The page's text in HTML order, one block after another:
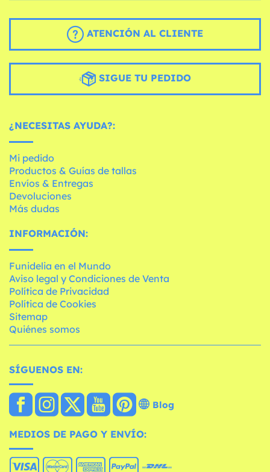
ATENCIÓN AL CLIENTE
SIGUE TU PEDIDO
¿NECESITAS AYUDA?:
Mi pedido
Productos & Guías de tallas
Envíos & Entregas
Devoluciones
Más dudas
INFORMACIÓN:
Funidelia en el Mundo
Aviso legal y Condiciones de Venta
Política de Privacidad
Política de Cookies
Sitemap
Quiénes somos
SÍGUENOS EN:
Blog
MEDIOS DE PAGO Y ENVÍO: